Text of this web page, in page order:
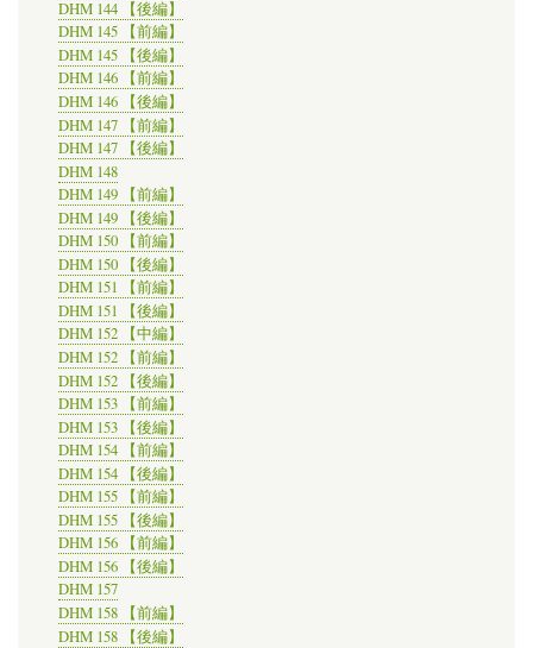
DHM 144 【後編】
DHM 145 【前編】
DHM 145 【後編】
DHM 146 【前編】
DHM 146 【後編】
DHM 147 【前編】
DHM 147 【後編】
DHM 148
DHM 149 【前編】
DHM 149 【後編】
DHM 150 【前編】
DHM 150 【後編】
DHM 151 【前編】
DHM 151 【後編】
DHM 152 【中編】
DHM 152 【前編】
DHM 152 【後編】
DHM 153 【前編】
DHM 153 【後編】
DHM 154 【前編】
DHM 154 【後編】
DHM 155 【前編】
DHM 155 【後編】
DHM 156 【前編】
DHM 156 【後編】
DHM 157
DHM 158 【前編】
DHM 158 【後編】